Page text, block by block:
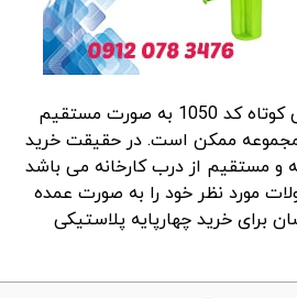
خرید چهارپایه پلاستیکی کوتاه کد 1050 به صورت مستقیم
مجموعه ممکن است. در حقیقت خرید
و مستقیم از درب کارخانه می باشد
مورد نظر خود را به صورت عمده
برای خرید چهارپایه پلاستیکی